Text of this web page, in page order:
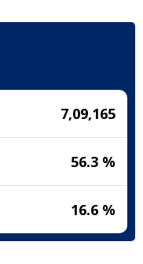
7,09,165
56.3 %
16.6 %